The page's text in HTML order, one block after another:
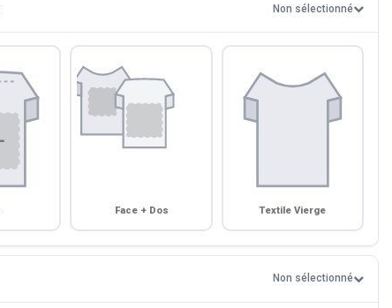
Non sélectionné
Face + Dos Textile Vierge
Non sélectionné